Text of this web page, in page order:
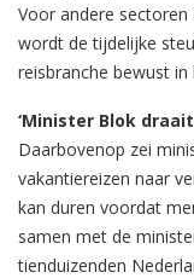
Voor andere
wordt de tijdelijke
reisbranche bewust in
‘Minister Blok
Daarbovenop zei
vakantiereizen naar
kan duren voordat
samen met de
tienduizenden